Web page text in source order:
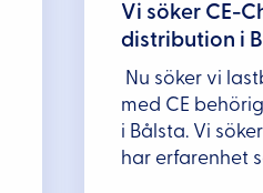
Vi söker CE-
distribution i
Nu söker vi
med CE
i Bålsta. Vi
har erfarenhet